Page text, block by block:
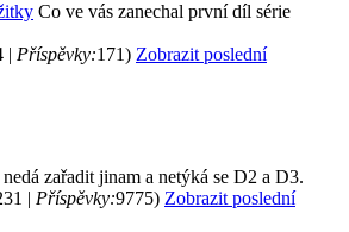
Co ve vás zanechal první díl série
| Příspěvky:171) Zobrazit poslední
zařadit jinam a netýká se D2 a D3.
| Příspěvky:9775) Zobrazit poslední